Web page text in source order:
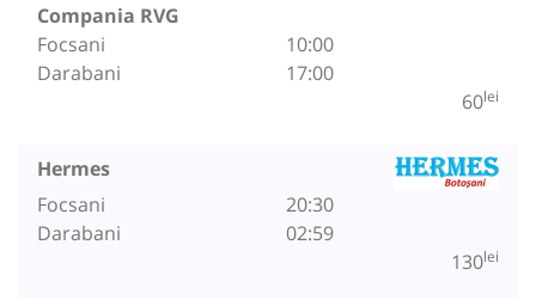
Compania RVG
Focsani
Darabani
10:00
17:00
60lei
Hermes
Focsani
Darabani
20:30
02:59
130lei